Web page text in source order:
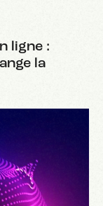
ligne :
la